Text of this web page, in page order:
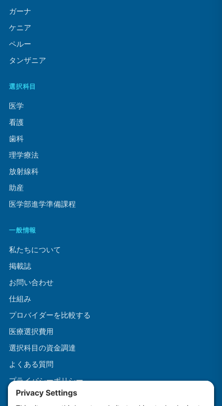
ガーナ
ケニア
ペルー
タンザニア
選択科目
医学
看護
歯科
理学療法
放射線科
助産
医学部進学準備課程
一般情報
私たちについて
掲載誌
お問い合わせ
仕組み
プロバイダーを比較する
医療選択費用
選択科目の資金調達
よくある質問
プライバシーポリシー
利用規約